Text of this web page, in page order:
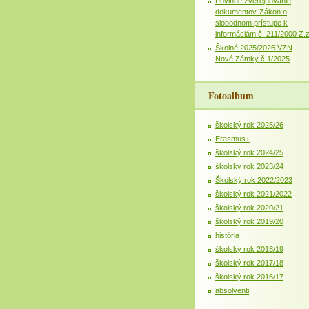
dokumentov-Zákon o
slobodnom prístupe k
informáciám č. 211/2000 Z.z
Školné 2025/2026 VZN
Nové Zámky č.1/2025
Fotoalbum
školský rok 2025/26
Erasmus+
školský rok 2024/25
školský rok 2023/24
Školský rok 2022/2023
školský rok 2021/2022
školský rok 2020/21
školský rok 2019/20
história
školský rok 2018/19
školský rok 2017/18
školský rok 2016/17
absolventi